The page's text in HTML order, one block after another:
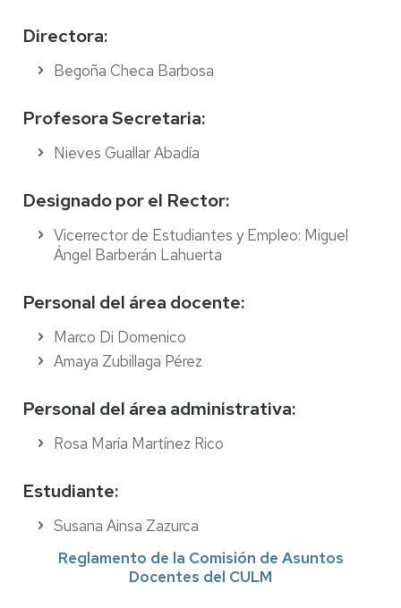
Directora:
Begoña Checa Barbosa
Profesora Secretaria:
Nieves Guallar Abadía
Designado por el Rector:
Vicerrector de Estudiantes y Empleo: Miguel
Ángel Barberán Lahuerta
Personal del área docente:
Marco Di Domenico
Amaya Zubillaga Pérez
Personal del área administrativa:
Rosa María Martínez Rico
Estudiante:
Susana Ainsa Zazurca
Reglamento de la Comisión de Asuntos
Docentes del CULM